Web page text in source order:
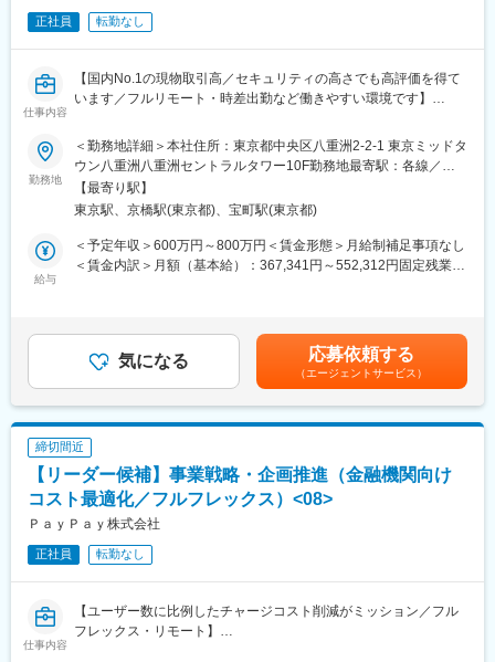
前駅、千歳船橋駅、立川北駅、青梅街道駅、布田駅、新高島駅、
江田駅(神奈川県)、新丸子駅、緑町駅、海老名駅(相模線)、西松本
駅、桜町駅(長野県)、電気ビル前駅、南富山駅、片原町駅(富山
県)、福井駅(福井県)、岐阜駅、羽島市役所前駅、関駅(岐阜県)、市
民公園前駅、新可児駅、美薗中央公園駅、瑞穂区役所駅、水野
駅、島ノ関駅、水口石橋駅、一乗寺駅、宇治駅(奈良線)、野田阪神
駅、高田駅(奈良県)、香芝駅、倉敷市駅、山頂駅(千光寺山)、高知
駅前駅、後免中町駅、東新木駅、甘木駅(甘木鉄道線)、長崎駅前
駅、島原船津駅、原爆資料館駅、佐世保中央駅、人吉駅、奥武山
公園駅、ひばりが丘駅(北海道)、千歳町駅(北海道)、函館アリーナ
南駅、柴崎駅、高島町駅、電鉄富山駅・エスタ前駅、南富山駅前
駅、坂下町駅、福井城址大名町駅、新那加駅、瀬戸市駅、元田中
蔵小杉駅、新百合ケ丘駅、鷺沼駅、小田原駅、藤沢駅、秦野駅、
駅、内野西が丘駅、高田駅(新潟県)、柏崎駅、直江津駅、松本駅、
飯田駅(長野県)、上諏訪駅、駒ケ根駅、穂高駅、岡谷駅、地鉄ビル
駅、松任駅、野町駅、福井駅、武生駅、名鉄岐阜駅、大垣駅、江
吉良駅、せきてらす前駅、高山駅、多治見駅、那加駅、可児駅、
磐田駅、浜北駅、天竜川駅、高塚駅、半田駅、左京山駅、大府
駅、瑞穂運動場西駅、岡崎駅、西尾駅、刈谷市駅、国府宮駅、安
江八幡駅、彦根駅、長浜駅、野洲駅、東舞鶴駅、茶山・京都芸術
大学駅、峰山駅、北大路駅、京都駅、ＪＲ小倉駅、野田駅(阪神
駅、千本駅、相生駅(兵庫県)、葉多駅、西脇市駅、大和高田駅、五
条駅(奈良県)、近鉄下田駅、学園前駅(奈良県)、紀伊田辺駅、紀伊
勝浦駅、倉吉駅、浜田駅、安来駅、津山駅、倉敷駅、西片上駅、
竹原駅、大竹駅、山麓駅(千光寺山)、三次駅、三原駅、府中駅(広
島県)、徳山駅、阿南駅、阿波池田駅、穴吹駅、吉成駅、宇和島
駅、高知駅、後免西町駅、中村駅、小村神社前駅、田辺島通駅、
甘木駅(西鉄線)、奈多駅、西鉄柳川駅、羽犬塚駅、大牟田駅、唐津
駅、伊万里駅、五島町駅、霊丘公園体育館駅、本諫早駅、大学病
院駅、新大村駅、早岐駅、中佐世保駅、八代駅、三角駅、木葉
県)、日田駅、宇佐駅、別府駅(大分県)、鶴崎駅、延岡駅、西都城
駅、宮崎駅、油津駅、小林駅(宮崎県)、日向新富駅、川内駅(鹿児
駅、壺川駅、新さっぽろ駅、松風町駅、湯の川駅、五所川原駅、
盛駅、仙台駅(地下鉄)、西取手駅、今市駅、東宿郷駅、城東駅、西
正社員 転勤なし
仕事内容
【国内No.1の現物取引高／セキュリティの高さでも高評価を得て
います／フルリモート・時差出勤など働きやすい環境です】
■業務内容：
仮想通貨取引所を主軸とする当社のQAエンジニアのリーダーとし
て、ご経験に応じて下記業務をお任せします。
・テスト計画の立案
・テスト設計
・テスト実行
・テスト進捗管理・レポート
仮想通貨交換業者として金融庁から正式に認定されています。
2017年7月には総額8.5億円の資金調達も実施し、急速に成長、拡
大しています。金融機関や関連企業に向けて教育、研修を行って
■開発環境：
・DB: MySQL, Redis, DynamoDB, Redshift, Athena, BigQuery
・テストツール: GitLab CI, BrowserStack
・デプロイ: Docker, CodePipeline, fastlane
・分析ツール: Redash, Data Studio, Adjust, PowerBI
・モニタリング: CloudWatch, Mackerel, Elastisearch, Sentry
・アプリケーション: Fargate, AWS Elastic Beanstalk, Lambda
勤務地
＜勤務地詳細＞本社住所：東京都中央区八重洲2-2-1 東京ミッドタ
ウン八重洲八重洲セントラルタワー10F勤務地最寄駅：各線／五
反田駅受動喫煙対策：屋内全面禁煙変更の範囲：会社の定める事
業所（リモートワーク含む）
【最寄り駅】
東京駅、京橋駅(東京都)、宝町駅(東京都)
給与
＜予定年収＞600万円～800万円＜賃金形態＞月給制補足事項なし
＜賃金内訳＞月額（基本給）：367,341円～552,312円固定残業手
給与補足＞※給与詳細は、経験等を考慮し決定します。賃金はあく
までも目安の金額であり、選考を通じて上下する可能性がありま
す。月給(月額)は固定手当を含めた表記です。
気になる 応募依頼する
（エージェントサービス）
締切間近
【リーダー候補】事業戦略・企画推進（金融機関向け
コスト最適化／フルフレックス）<08>
ＰａｙＰａｙ株式会社
正社員 転勤なし
仕事内容
【ユーザー数に比例したチャージコスト削減がミッション／フル
フレックス・リモート】